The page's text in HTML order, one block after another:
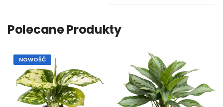
Polecane Produkty
NOWOŚĆ